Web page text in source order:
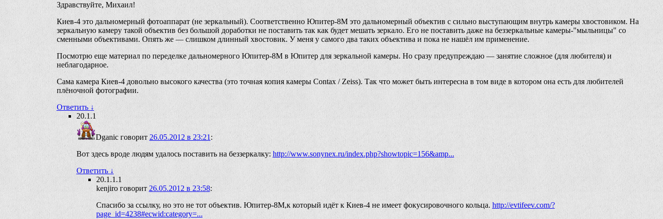
Здравствуйте, Михаил!
Киев-4 это дальномерный фотоаппарат (не зеркальный). Соответственно Юпитер-8М это дальномерный объектив с сильно выступающим внутрь камеры хвостовиком. На
зеркальную камеру такой объектив без большой доработки не поставить так как будет мешать зеркало. Его не поставить даже на беззеркальные камеры-"мыльницы" со
сменными объективами. Опять же — слишком длинный хвостовик. У меня у самого два таких объектива и пока не нашёл им применение.
Посмотрю еще материал по переделке дальномерного Юпитер-8М в Юпитер для зеркальной камеры. Но сразу предупреждаю — занятие сложное (для любителя) и
неблагодарное.
Сама камера Киев-4 довольно высокого качества (это точная копия камеры Contax / Zeiss). Так что может быть интересна в том виде в котором она есть для любителей
плёночной фотографии.
Ответить ↓
20.1.1
Dganic говорит 26.05.2012 в 23:21:
Вот здесь вроде людям удалось поставить на беззеркалку: http://www.sonynex.ru/index.php?showtopic=156&amp...
Ответить ↓
20.1.1.1
kenjiro говорит 26.05.2012 в 23:58:
Спасибо за ссылку, но это не тот объектив. Юпитер-8М,к который идёт к Киев-4 не имеет фокусировочного кольца. http://evtifeev.com/?
page_id=4238#ecwid:category=...